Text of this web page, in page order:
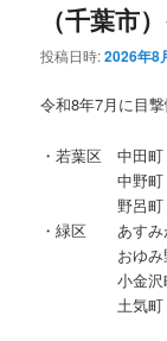
（千葉市
投稿日時:2026年8
令和8年7月に目
・若葉区 中田町
中野町：
野呂町：
・緑区 あすみ
おゆみ野
小金沢町
土気町：